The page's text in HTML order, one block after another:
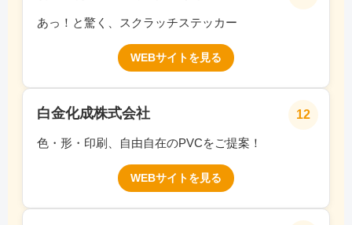
あっ！と驚く、スクラッチステッカー
WEBサイトを見る
12
白金化成株式会社
色・形・印刷、自由自在のPVCをご提案！
WEBサイトを見る